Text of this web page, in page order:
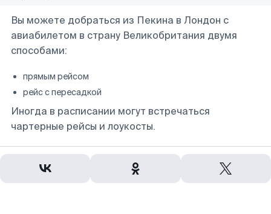
Вы можете добраться из Пекина в Лондон с
авиабилетом в страну Великобритания двумя
способами:
прямым рейсом
рейс с пересадкой
Иногда в расписании могут встречаться
чартерные рейсы и лоукосты.